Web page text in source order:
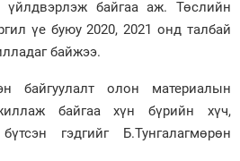
байгаа аж. Төслийн
үе буюу 2020, 2021 онд талбай
байжээ.
байгуулалт олон материалын
байгаа хүн бүрийн хүч,
гэдгийг Б.Тунгалагмөрөн